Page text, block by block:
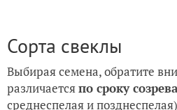
Сорта свеклы
Выбирая семена, обратите
различаетсяпо сроку
среднеспелая и